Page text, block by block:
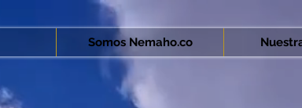
Somos Nemaho.co